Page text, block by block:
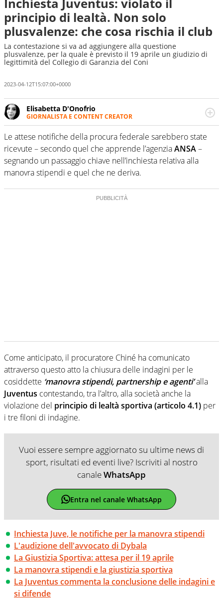
principio di lealtà. Non solo
plusvalenze: che cosa rischia il club
La contestazione si va ad aggiungere alla questione
plusvalenze, per la quale è previsto il 19 aprile un giudizio di
legittimità del Collegio di Garanzia del Coni
2023-04-12T15:07:00+0000
Elisabetta D'Onofrio
GIORNALISTA E CONTENT CREATOR
Giornalista professionista dal 2007, scrive per curiosità
personale e necessità: soprattutto di calcio, di sport e dei
suoi protagonisti, concedendosi innocenti evasioni
nell'ambito della creazione di format. Un tempo ala
destra, oggi si sente a suo agio nel ruolo di libero. Cura
una classifica riservata dei migliori 5 calciatori di sempre.
Le attese notifiche della procura federale sarebbero state
ricevute – secondo quel che apprende l’agenziaANSA–
segnando un passaggio chiave nell’inchiesta relativa alla
manovra stipendi e quel che ne deriva.
Come anticipato, il procuratore Chiné ha comunicato
attraverso questo atto la chiusura delle indagini per le
cosiddette ‘manovra stipendi, partnership e agenti’alla
Juventus contestando, tra l’altro, alla società anche la
violazione del principio di lealtà sportiva (articolo 4.1) per
i tre filoni di indagine.
Vuoi essere sempre aggiornato su ultime news di
sport, risultati ed eventi live? Iscriviti al nostro
canaleWhatsApp
Entra nel canale WhatsApp
Inchiesta Juve, le notifiche per la manovra stipendi
L'audizione dell'avvocato di Dybala
La Giustizia Sportiva: attesa per il 19 aprile
La manovra stipendi e la giustizia sportiva
La Juventus commenta la conclusione delle indagini e
si difende